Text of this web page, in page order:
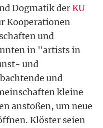
Dogmatik derKU
Kooperationen
und
in "artists in
und
und
kleine
anstoßen, um neue
Klöster seien